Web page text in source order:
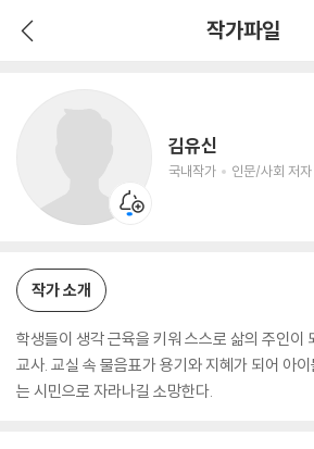
작가파일
김유신
국내작가 인문/사회 저자
인문/사회 저자
작가 소개
학생들이 생각 근육을 키워 스스로 삶의 주인이
교사. 교실 속 물음표가 용기와 지혜가 되어 아
는 시민으로 자라나길 소망한다.